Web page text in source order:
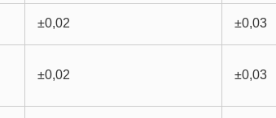
±0,02 ±0,03
±0,02 ±0,03